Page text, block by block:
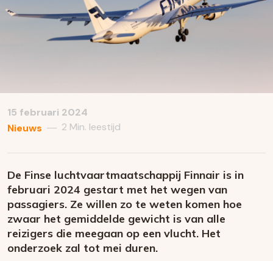
15 februari 2024
Nieuws — 2 Min. leestijd
De Finse luchtvaartmaatschappij Finnair is in
februari 2024 gestart met het wegen van
passagiers. Ze willen zo te weten komen hoe
zwaar het gemiddelde gewicht is van alle
reizigers die meegaan op een vlucht. Het
onderzoek zal tot mei duren.